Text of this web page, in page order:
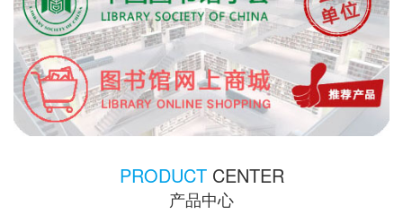
PRODUCTCENTER
产品中心